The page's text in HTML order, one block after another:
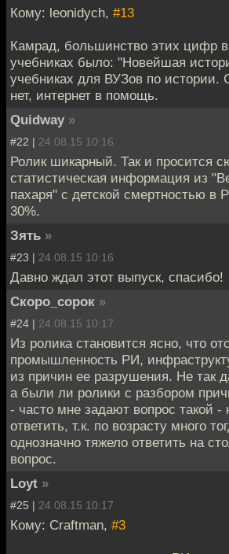
Кому: leonidych, #13
Камрад, большинство этих цифр в
учебниках было: "Новейшая
учебниках для ВУЗов по истории.
нет, интернет в помощь.
Quidway »
#22 | 24.08.15 10:16
Ролик шикарный. Так и просится
статистическая информация из
пахаря" с детской смертностью в
30%.
Зять »
#23 | 24.08.15 10:16
Давно ждал этот выпуск, спасибо!
Скоро_сорок »
#24 | 24.08.15 10:17
Из ролика становится ясно, что
промышленность РИ,
из причин ее разрушения. Не так
а были ли ролики с разбором
- часто мне задают вопрос такой -
ответить, т.к. по возрасту много
однозначно тяжело ответить на
вопрос.
Loyt »
#25 | 24.08.15 10:17
Кому: Craftman, #3